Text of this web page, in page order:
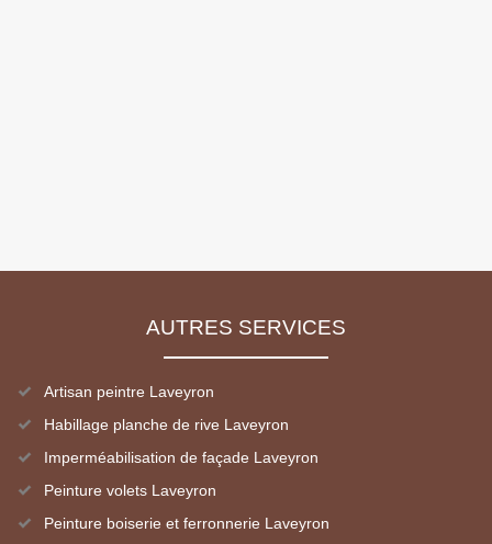
AUTRES SERVICES
Artisan peintre Laveyron
Habillage planche de rive Laveyron
Imperméabilisation de façade Laveyron
Peinture volets Laveyron
Peinture boiserie et ferronnerie Laveyron